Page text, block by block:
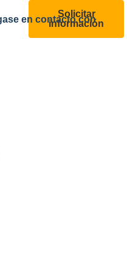
en contacto con
Solicitar
información